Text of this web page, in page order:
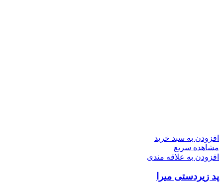
افزودن به سبد خرید
مشاهده سریع
افزودن به علاقه مندی
پد زیردستی میرا